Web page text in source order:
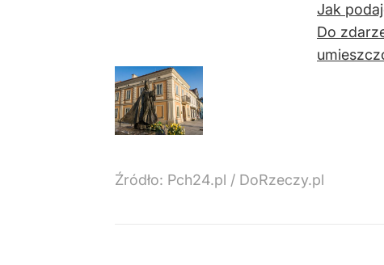
Jak
Do
Źródło: Pch24.pl / DoRzeczy.pl